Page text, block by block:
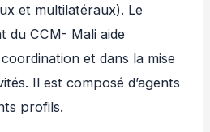
et multilatéraux). Le
du CCM- Mali aide
et dans la mise
Il est composé d’agents
profils.